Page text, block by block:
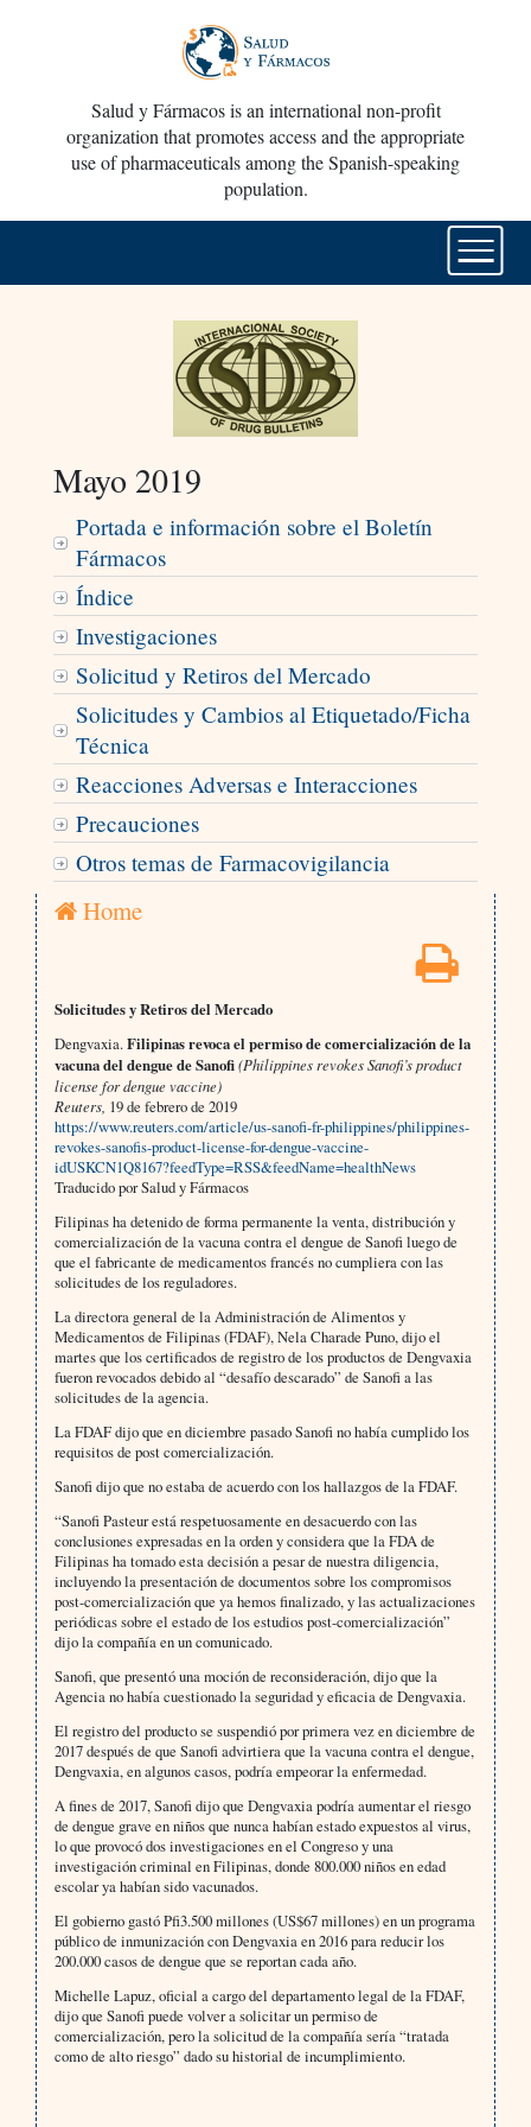
Salud y Fármacos is an international non-profit
organization that promotes access and the appropriate
use of pharmaceuticals among the Spanish-speaking
population.
Mayo 2019
Portada e información sobre el Boletín
Fármacos
Índice
Investigaciones
Solicitud y Retiros del Mercado
Solicitudes y Cambios al Etiquetado/Ficha
Técnica
Reacciones Adversas e Interacciones
Precauciones
Otros temas de Farmacovigilancia
Home
Solicitudes y Retiros del Mercado
Dengvaxia.Filipinas revoca el permiso de comercialización de la
vacuna del dengue de Sanofi(Philippines revokes Sanofi’s product
license for dengue vaccine)
Reuters, 19 de febrero de 2019
https://www.reuters.com/article/us-sanofi-fr-philippines/philippines-
revokes-sanofis-product-license-for-dengue-vaccine-
idUSKCN1Q8167?feedType=RSS&feedName=healthNews
Traducido por Salud y Fármacos
Filipinas ha detenido de forma permanente la venta, distribución y
comercialización de la vacuna contra el dengue de Sanofi luego de
que el fabricante de medicamentos francés no cumpliera con las
solicitudes de los reguladores.
La directora general de la Administración de Alimentos y
Medicamentos de Filipinas (FDAF), Nela Charade Puno, dijo el
martes que los certificados de registro de los productos de Dengvaxia
fueron revocados debido al “desafío descarado” de Sanofi a las
solicitudes de la agencia.
La FDAF dijo que en diciembre pasado Sanofi no había cumplido los
requisitos de post comercialización.
Sanofi dijo que no estaba de acuerdo con los hallazgos de la FDAF.
“Sanofi Pasteur está respetuosamente en desacuerdo con las
conclusiones expresadas en la orden y considera que la FDA de
Filipinas ha tomado esta decisión a pesar de nuestra diligencia,
incluyendo la presentación de documentos sobre los compromisos
post-comercialización que ya hemos finalizado, y las actualizaciones
periódicas sobre el estado de los estudios post-comercialización”
dijo la compañía en un comunicado.
Sanofi, que presentó una moción de reconsideración, dijo que la
Agencia no había cuestionado la seguridad y eficacia de Dengvaxia.
El registro del producto se suspendió por primera vez en diciembre de
2017 después de que Sanofi advirtiera que la vacuna contra el dengue,
Dengvaxia, en algunos casos, podría empeorar la enfermedad.
A fines de 2017, Sanofi dijo que Dengvaxia podría aumentar el riesgo
de dengue grave en niños que nunca habían estado expuestos al virus,
lo que provocó dos investigaciones en el Congreso y una
investigación criminal en Filipinas, donde 800.000 niños en edad
escolar ya habían sido vacunados.
El gobierno gastó Pfi3.500 millones (US$67 millones) en un programa
público de inmunización con Dengvaxia en 2016 para reducir los
200.000 casos de dengue que se reportan cada año.
Michelle Lapuz, oficial a cargo del departamento legal de la FDAF,
dijo que Sanofi puede volver a solicitar un permiso de
comercialización, pero la solicitud de la compañía sería “tratada
como de alto riesgo” dado su historial de incumplimiento.